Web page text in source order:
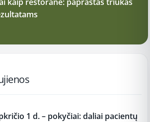
1 d. – pokyčiai: daliai pacientų